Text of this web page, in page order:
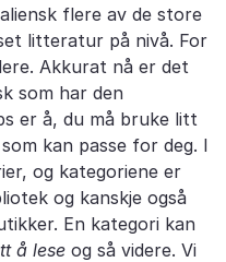
flere av de store
litteratur på nivå. For
Akkurat nå er det
som har den
er å, du må bruke litt
kan passe for deg. I
og kategoriene er
og kanskje også
En kategori kan
å lese og så videre. Vi